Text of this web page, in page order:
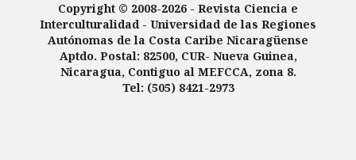
Copyright © 2008-2026 - Revista Ciencia e
Interculturalidad - Universidad de las Regiones
Autónomas de la Costa Caribe Nicaragüense
Aptdo. Postal: 82500, CUR- Nueva Guinea,
Nicaragua, Contiguo al MEFCCA, zona 8.
Tel: (505) 8421-2973